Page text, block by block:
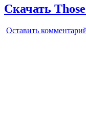
Скачать
Оставить